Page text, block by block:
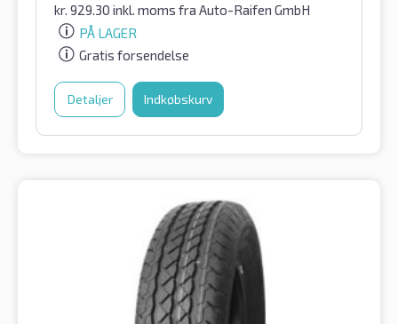
kr. 929.30 inkl. moms fra Auto-Raifen GmbH
PÅ LAGER
Gratis forsendelse
Detaljer Indkøbskurv